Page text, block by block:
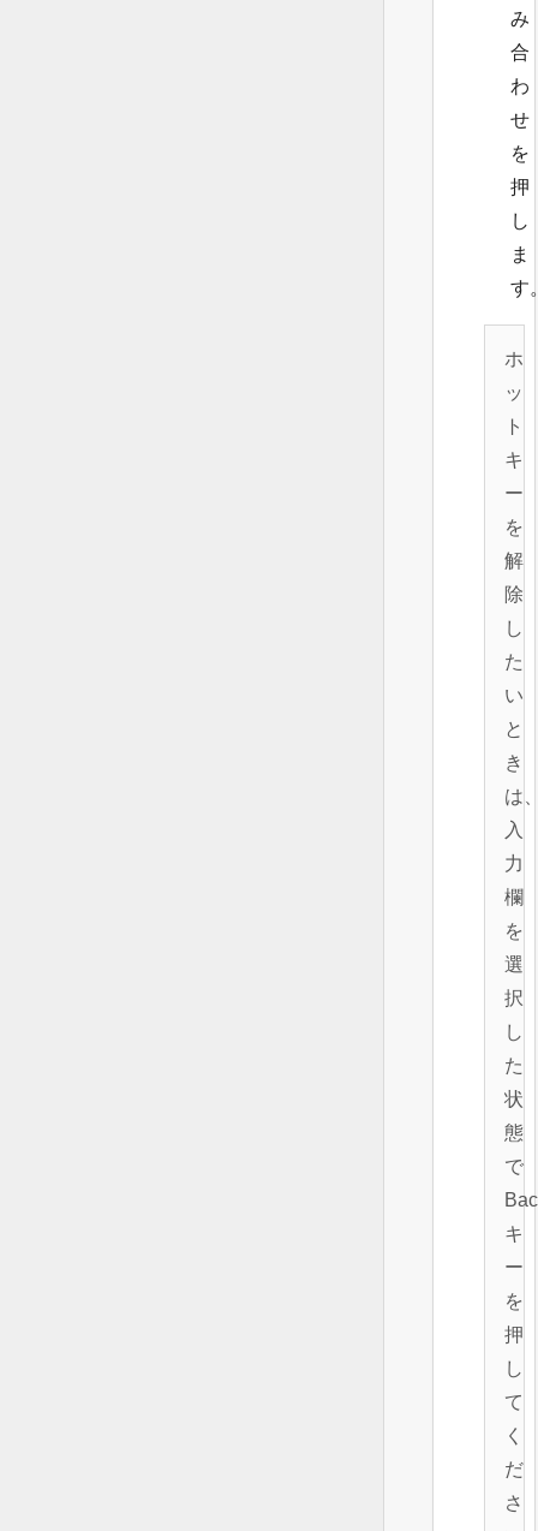
み
合
わ
せ
を
押
し
ま
す
ホ
ッ
ト
キ
ー
を
解
除
し
た
い
と
き
は
入
力
欄
を
選
択
し
た
状
態
で
キ
ー
を
押
し
て
く
だ
さ